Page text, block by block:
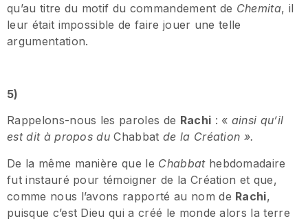
qu’au titre du motif du commandement de Chemita, il
leur était impossible de faire jouer une telle
argumentation.
5)
Rappelons-nous les paroles de Rachi : « ainsi qu’il
est dit à propos duChabbat de la Création ».
De la même manière que le Chabbathebdomadaire
fut instauré pour témoigner de la Création et que,
comme nous l’avons rapporté au nom de Rachi,
puisque c’est Dieu qui a créé le monde alors la terre